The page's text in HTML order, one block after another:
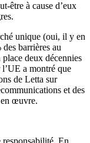
être à cause d’eux
unique (oui, il y en
barrières au
deux décennies
a montré que
de Letta sur
et des
en œuvre.